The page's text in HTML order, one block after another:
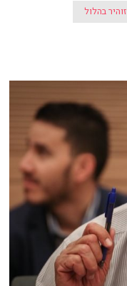
זוהיר בהלול